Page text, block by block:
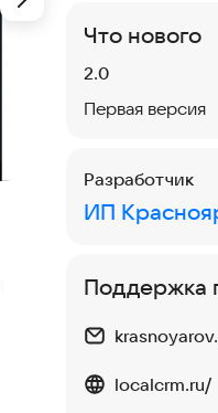
Что нового
Версия:
2.0
Первая версия
Разработчик
ИП
Поддержка
localcrm.ru/